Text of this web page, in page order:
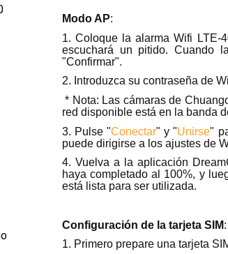
Modo AP:
1. Coloque la alarma Wifi LTE-
escuchará un pitido. Cuando
"Confirmar".
2. Introduzca su contraseña de
* Nota: Las cámaras de
red disponible está en la banda
3. Pulse "Conectar" y "Unirse"
puede dirigirse a los ajustes de
4. Vuelva a la aplicación
haya completado al 100%, y
está lista para ser utilizada.
Configuración de la tarjeta SIM:
1. Primero prepare una tarjeta